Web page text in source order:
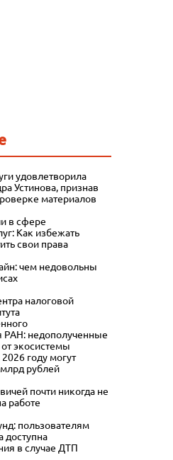
удовлетворила
Устинова, признав
материалов
в сфере
Как избежать
свои права
чем недовольны
налоговой
РАН: недополученные
экосистемы
году могут
рублей
почти никогда не
работе
пользователям
доступна
в случае ДТП